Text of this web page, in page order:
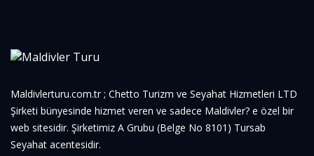
Maldivlerturu.com.tr ; Chetto Turizm ve Seyahat Hizmetleri LTD
Şirketi bünyesinde hizmet veren ve sadece Maldivler? e özel bir
web sitesidir. Şirketimiz A Grubu (Belge No 8101) Tursab
Seyahat acentesidir.